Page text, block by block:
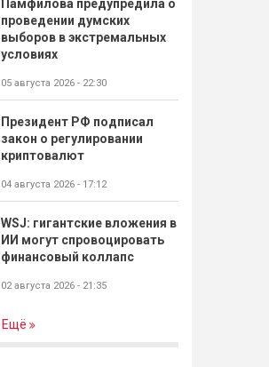
Памфилова предупредила о
проведении думских
выборов в экстремальных
условиях
05 августа 2026 - 22:30
Президент РФ подписал
закон о регулировании
криптовалют
04 августа 2026 - 17:12
WSJ: гигантские вложения в
ИИ могут спровоцировать
финансовый коллапс
02 августа 2026 - 21:35
Ещё